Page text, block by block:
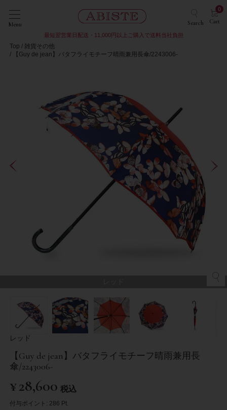
Menu Search Cart
0
最短翌営業日配送・11,000円以上ご購入で送料当社負担
Top
雑貨その他
【Guy de jean】バタフライモチーフ晴雨兼用長傘/2243006-
レッド
【Guy de jean】バタフライモチーフ晴雨兼用長
傘/2243006-
¥28,600 税込
付与ポイント: 286 Pt.